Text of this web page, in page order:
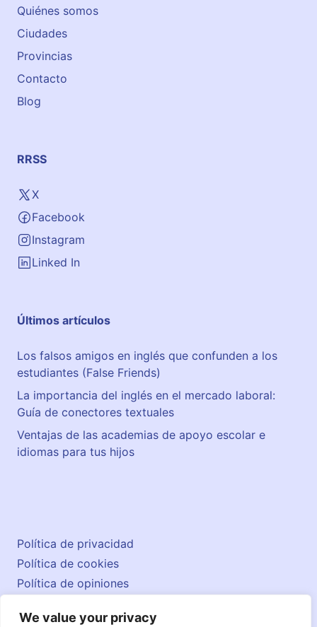
We value your privacy
Quiénes somos
Ciudades
Provincias
Contacto
Blog
RRSS
X
Facebook
Instagram
Linked In
Últimos artículos
Los falsos amigos en inglés que confunden a los
estudiantes (False Friends)
La importancia del inglés en el mercado laboral:
Guía de conectores textuales
Ventajas de las academias de apoyo escolar e
idiomas para tus hijos
Política de privacidad
Política de cookies
Política de opiniones
Contacto